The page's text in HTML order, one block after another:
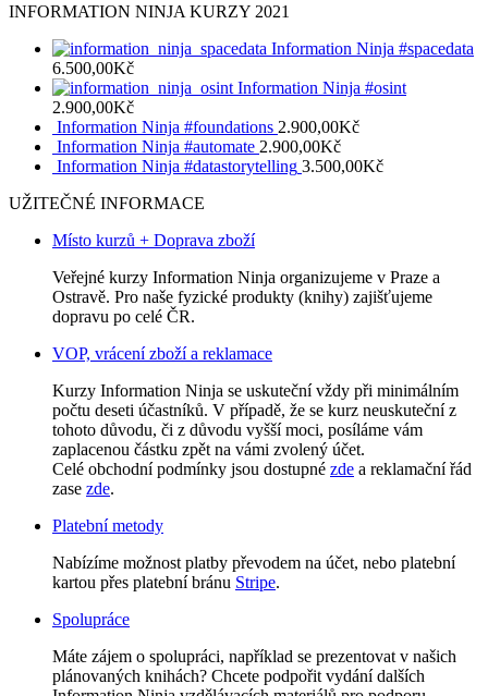
INFORMATION NINJA KURZY 2021
Information Ninja #spacedata
6.500,00Kč
Information Ninja #osint
2.900,00Kč
Information Ninja #foundations 2.900,00Kč
Information Ninja #automate 2.900,00Kč
Information Ninja #datastorytelling 3.500,00Kč
UŽITEČNÉ INFORMACE
Místo kurzů + Doprava zboží
Veřejné kurzy Information Ninja organizujeme v Praze a
Ostravě. Pro naše fyzické produkty (knihy) zajišťujeme
dopravu po celé ČR.
VOP, vrácení zboží a reklamace
Kurzy Information Ninja se uskuteční vždy při minimálním
počtu deseti účastníků. V případě, že se kurz neuskuteční z
tohoto důvodu, či z důvodu vyšší moci, posíláme vám
zaplacenou částku zpět na vámi zvolený účet.
Celé obchodní podmínky jsou dostupné zde a reklamační řád
zase zde.
Platební metody
Nabízíme možnost platby převodem na účet, nebo platební
kartou přes platební bránu Stripe.
Spolupráce
Máte zájem o spolupráci, například se prezentovat v našich
plánovaných knihách? Chcete podpořit vydání dalších